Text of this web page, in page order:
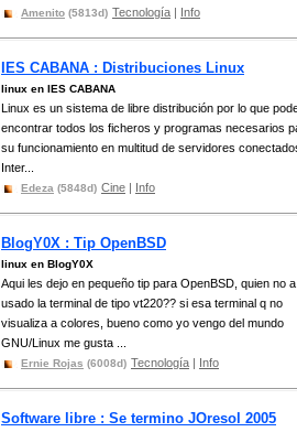
Amenito (5813d) Tecnología | Info
IES CABANA : Distribuciones Linux
linux en IES CABANA
Linux es un sistema de libre distribución por lo que
encontrar todos los ficheros y programas necesarios
su funcionamiento en multitud de servidores
Inter...
Edeza (5848d) Cine | Info
BlogY0X : Tip OpenBSD
linux en BlogY0X
Aqui les dejo en pequeño tip para OpenBSD, quien no a
usado la terminal de tipo vt220?? si esa terminal q no
visualiza a colores, bueno como yo vengo del mundo
GNU/Linux me gusta ...
Ernie Rojas (6008d) Tecnología | Info
Software libre : Se termino JOresol 2005